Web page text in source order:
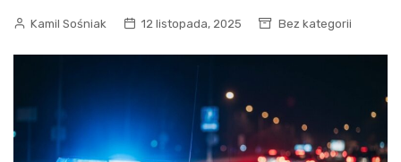
Kamil Sośniak 12 listopada, 2025 Bez kategorii